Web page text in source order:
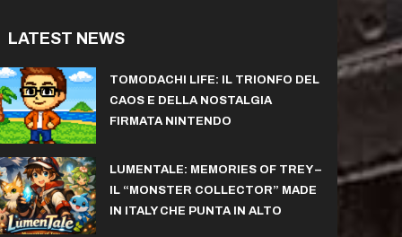
LATEST NEWS
TOMODACHI LIFE: IL TRIONFO DEL
CAOS E DELLA NOSTALGIA
FIRMATA NINTENDO
LUMENTALE: MEMORIES OF TREY –
IL “MONSTER COLLECTOR” MADE
IN ITALY CHE PUNTA IN ALTO